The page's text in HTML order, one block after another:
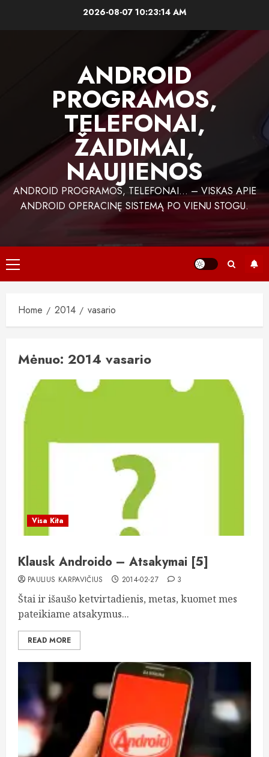
2026-08-07 10:23:15 AM
ANDROID
PROGRAMOS,
TELEFONAI,
ŽAIDIMAI,
NAUJIENOS
ANDROID PROGRAMOS, TELEFONAI… – VISKAS APIE
ANDROID OPERACINĘ SISTEMĄ PO VIENU STOGU.
Primary
Menu
Home 2014 vasario
Mėnuo: 2014 vasario
Visa Kita
Klausk Androido – Atsakymai [5]
PAULIUS KARPAVIČIUS 2014-02-27 3
Štai ir išaušo ketvirtadienis, metas, kuomet mes
pateikiame atsakymus...
READ MORE